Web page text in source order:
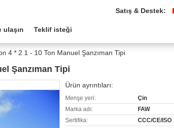
Satış & Destek:
ulaşın Teklif isteği
4 * 2 1 - 10 Ton Manuel Şanzıman Tipi
Şanzıman Tipi
Ürün ayrıntıları:
Menşe yeri:
Çin
Marka adı:
FAW
Sertifika:
CCC/CE/ISO